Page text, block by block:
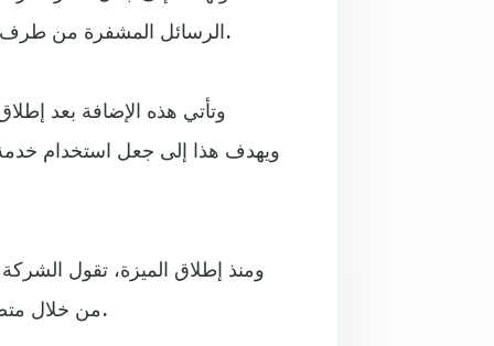
الرسائل المشفرة من طرف إلى طرف عند استخدام إصدار الخدمة المستند إلى المتصفح.
وتأتي هذه الإضافة بعد
ويهدف هذا إلى جعل استخدام
ومنذ إطلاق الميزة، تقول
من خلال متصفحات الويب، مما يمثل تحديات أمنية جديدة مقارنة بالتطبيق.